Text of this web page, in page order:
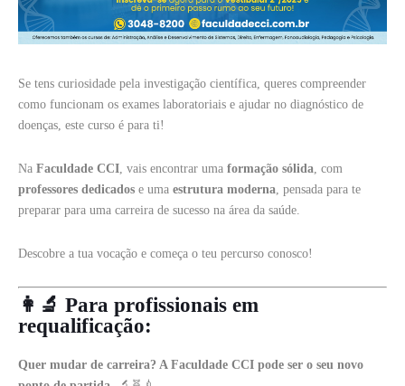
Se tens curiosidade pela investigação científica, queres compreender
como funcionam os exames laboratoriais e ajudar no diagnóstico de
doenças, este curso é para ti!
Na Faculdade CCI, vais encontrar uma formação sólida, com
professores dedicados e uma estrutura moderna, pensada para te
preparar para uma carreira de sucesso na área da saúde.
Descobre a tua vocação e começa o teu percurso conosco!
👩‍🔬 Para profissionais em
requalificação:
Quer mudar de carreira? A Faculdade CCI pode ser o seu novo